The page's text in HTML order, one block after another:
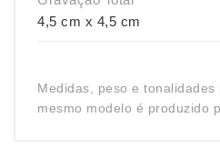
4,5 cm x 4,5 cm
Medidas, peso e
mesmo modelo é produzido